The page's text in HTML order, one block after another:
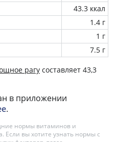
43.3 ккал
1.4 г
1 г
7.5 г
рагу составляет 43,3
в приложении
.
нормы витаминов и
Если вы хотите узнать нормы с